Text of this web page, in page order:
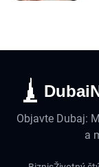
Objavte Dubaj:
a